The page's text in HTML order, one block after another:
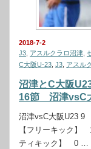
2018-7-2
J3 アスルクラロ沼津
C大阪U-23 J3 アスル
沼津とC大阪
16節 沼津vsC
沼津vsC大阪U23
【フリーキック
ティキック】 0 …